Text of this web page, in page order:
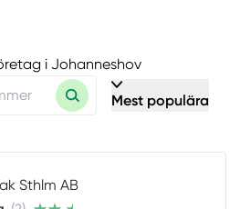
i Johanneshov
Mest populära
Sthlm AB